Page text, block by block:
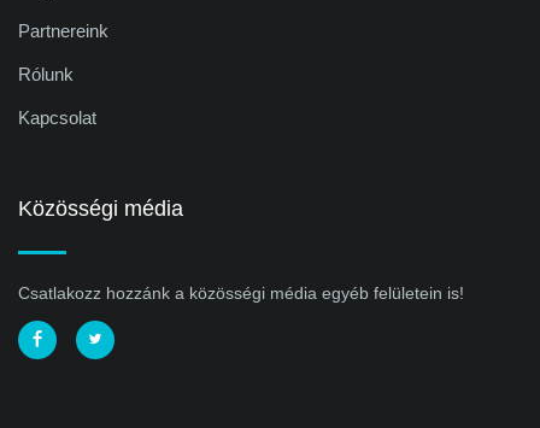
Partnereink
Rólunk
Kapcsolat
Közösségi média
Csatlakozz hozzánk a közösségi média egyéb felületein is!